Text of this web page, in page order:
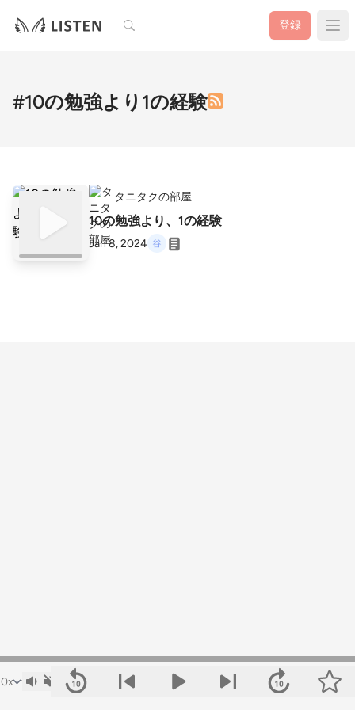
検索 登録
#10の勉強より1の経験
タニタクの部屋
10の勉強より、1の経験
Jan 8, 2024